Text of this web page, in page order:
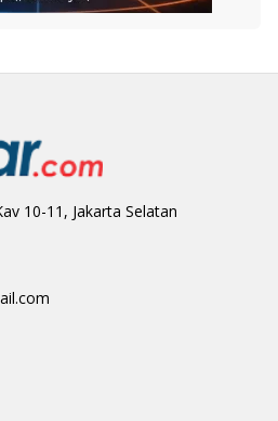
10-11, Jakarta Selatan